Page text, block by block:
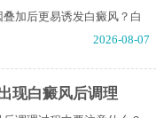
加后更易诱发白癜风？白
2026-08-07
现白癜风后调理